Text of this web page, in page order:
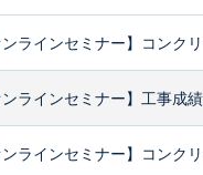
ンラインセミナー】コンク
ンラインセミナー】工事成
ンラインセミナー】コンク